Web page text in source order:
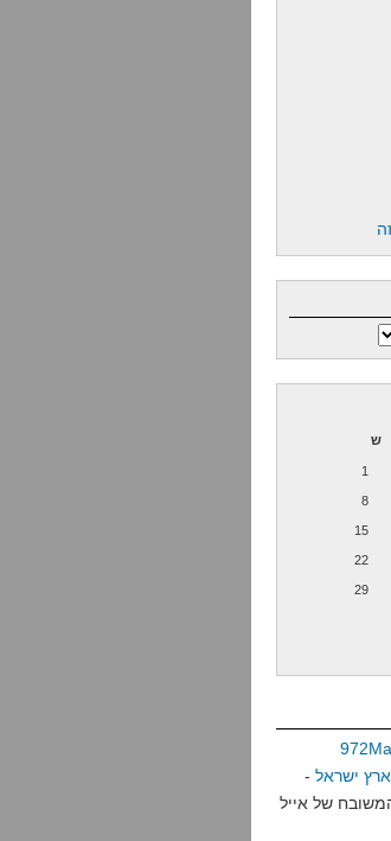
ש
1
8
15
22
29
ישראל -
של אייל